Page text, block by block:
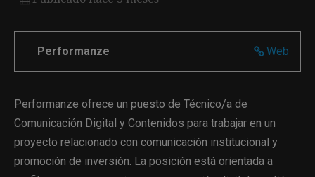
Web
Performanze
Performanze ofrece un puesto de Técnico/a de
Comunicación Digital y Contenidos para trabajar en un
proyecto relacionado con comunicación institucional y
promoción de inversión. La posición está orientada a